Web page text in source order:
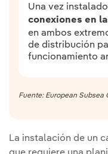
Una vez
conexiones en
en ambos
de distribución
funcionamiento
Fuente: European Subsea
La instalación de un